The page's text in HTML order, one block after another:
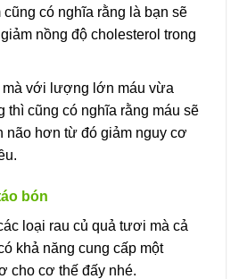
cũng có nghĩa rằng là bạn sẽ
nồng độ cholesterol trong
mà với lượng lớn máu vừa
cũng có nghĩa rằng máu sẽ
não hơn từ đó giảm nguy cơ
bón
loại rau củ quả tươi mà cả
khả năng cung cấp một
cho cơ thế đấy nhé.